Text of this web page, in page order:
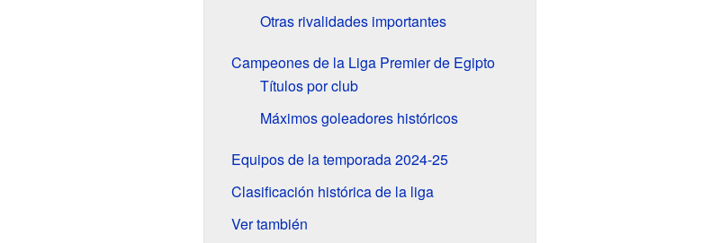
Otras rivalidades importantes
Campeones de la Liga Premier de Egipto
Títulos por club
Máximos goleadores históricos
Equipos de la temporada 2024-25
Clasificación histórica de la liga
Ver también